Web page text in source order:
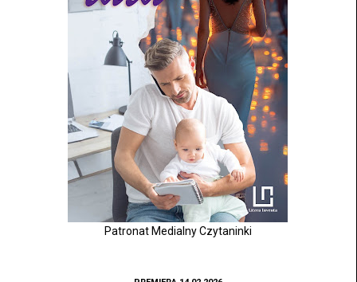
Patronat Medialny Czytaninki